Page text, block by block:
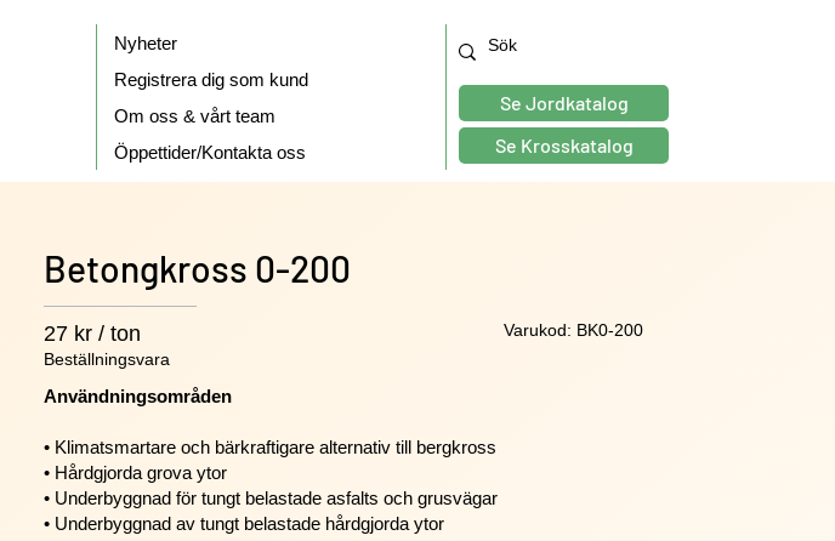
Nyheter
Registrera dig som kund
Om oss & vårt team
Öppettider/Kontakta oss
Se Jordkatalog
Se Krosskatalog
Betongkross 0-200
27 kr / ton
Beställningsvara
Varukod: BK0-200
Användningsområden
• Klimatsmartare och bärkraftigare alternativ till bergkross
• Hårdgjorda grova ytor
• Underbyggnad för tungt belastade asfalts och grusvägar
• Underbyggnad av tungt belastade hårdgjorda ytor